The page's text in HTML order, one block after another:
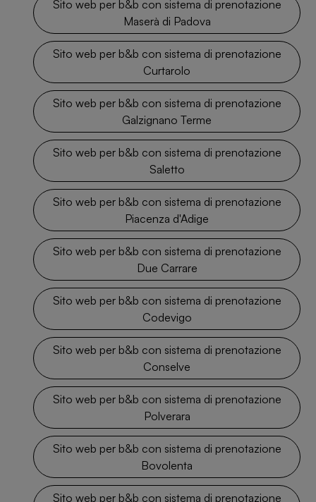
Sito web per b&b con sistema di prenotazione
Maserà di Padova
Sito web per b&b con sistema di prenotazione
Curtarolo
Sito web per b&b con sistema di prenotazione
Galzignano Terme
Sito web per b&b con sistema di prenotazione
Saletto
Sito web per b&b con sistema di prenotazione
Piacenza d'Adige
Sito web per b&b con sistema di prenotazione
Due Carrare
Sito web per b&b con sistema di prenotazione
Codevigo
Sito web per b&b con sistema di prenotazione
Conselve
Sito web per b&b con sistema di prenotazione
Polverara
Sito web per b&b con sistema di prenotazione
Bovolenta
Sito web per b&b con sistema di prenotazione